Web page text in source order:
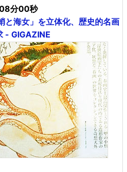
分00秒
と海女」を立体化、歴史的名画
- GIGAZINE